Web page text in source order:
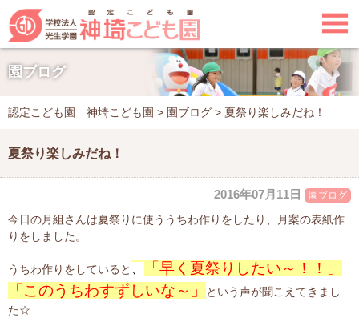

園ブログ
認定こども園 神埼こども園 > 園ブログ > 夏祭り楽しみだね！
夏祭り楽しみだね！
2016年07月11日 園ブログ
今日の月組さんは夏祭りに使ううちわ作りをしたり、月案の表紙作
りをしました。
うちわ作りをしていると
「早く夏祭りしたい～！！」
「このうちわすずしいな～」
という声が聞こえてきまし
た☆